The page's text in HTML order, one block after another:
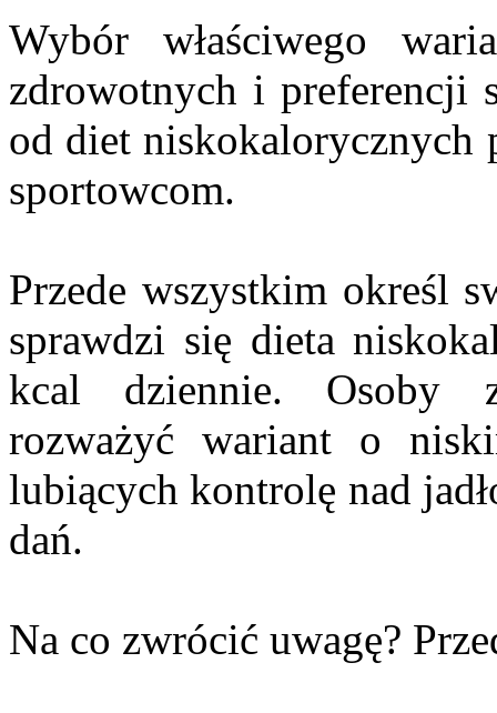
Wybór właściwego
zdrowotnych i preferencji
od diet niskokalorycznych
sportowcom.
Przede wszystkim określ
sprawdzi się dieta
kcal dziennie. Osoby
rozważyć wariant o
lubiących kontrolę nad
dań.
Na co zwrócić uwagę?